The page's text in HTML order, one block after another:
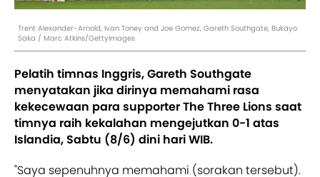
Trent Alexander-Arnold, Ivan Toney and Joe Gomez, Gareth Southgate, Bukayo
Saka / Marc Atkins/GettyImages
Pelatih timnas Inggris, Gareth Southgate
menyatakan jika dirinya memahami rasa
kekecewaan para supporter The Three Lions saat
timnya raih kekalahan mengejutkan 0-1 atas
Islandia, Sabtu (8/6) dini hari WIB.
"Saya sepenuhnya memahami (sorakan tersebut).